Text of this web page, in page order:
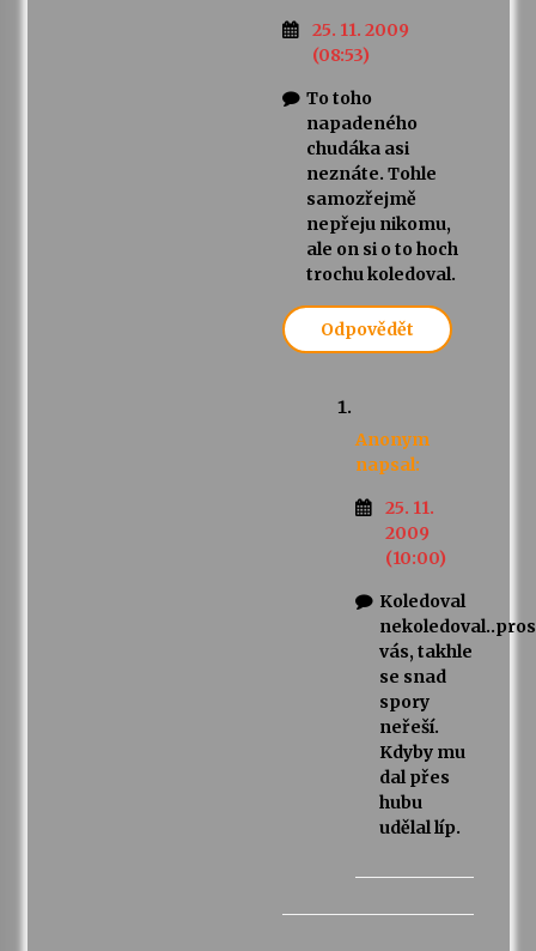
25. 11. 2009
(08:53)
To toho
napadeného
chudáka asi
neznáte. Tohle
samozřejmě
nepřeju nikomu,
ale on si o to hoch
trochu koledoval.
Odpovědět
Anonym
napsal:
25. 11.
2009
(10:00)
Koledoval
vás, takhle
se snad
spory
neřeší.
Kdyby mu
dal přes
hubu
udělal líp.